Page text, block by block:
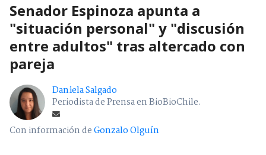
Senador Espinoza apunta a
"situación personal" y "discusión
entre adultos" tras altercado con
pareja
Daniela Salgado
Periodista de Prensa en BioBioChile.
Con información deGonzalo Olguín